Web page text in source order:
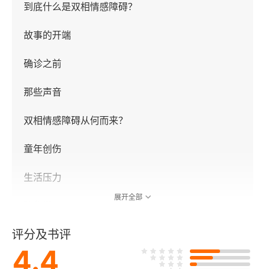
到底什么是双相情感障碍？
故事的开端
确诊之前
那些声音
双相情感障碍从何而来？
童年创伤
生活压力
基因遗传
如何被确诊为双相情感障碍？
展开全部
评分及书评
4.4